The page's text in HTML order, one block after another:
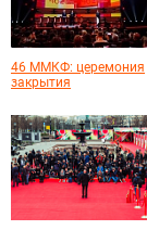
46 ММКФ: церемония
закрытия